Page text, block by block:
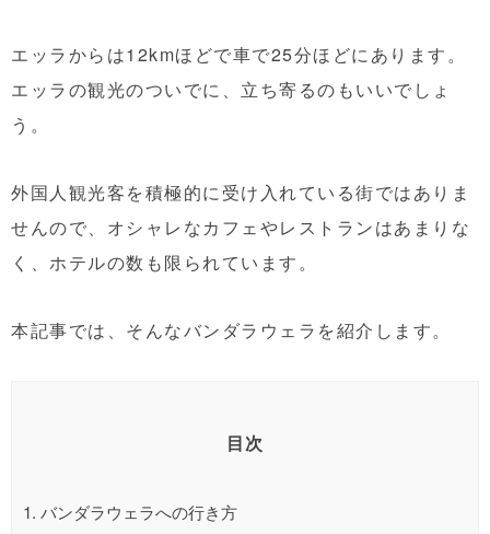
エッラからは12kmほどで車で25分ほどにあります。
エッラの観光のついでに、立ち寄るのもいいでしょ
う。
外国人観光客を積極的に受け入れている街ではありま
せんので、オシャレなカフェやレストランはあまりな
く、ホテルの数も限られています。
本記事では、そんなバンダラウェラを紹介します。
目次
1. バンダラウェラへの行き方